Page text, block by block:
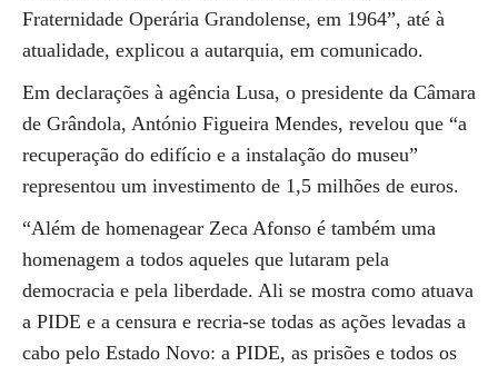
Fraternidade Operária Grandolense, em 1964”, até à
atualidade, explicou a autarquia, em comunicado.
Em declarações à agência Lusa, o presidente da Câmara
de Grândola, António Figueira Mendes, revelou que “a
recuperação do edifício e a instalação do museu”
representou um investimento de 1,5 milhões de euros.
“Além de homenagear Zeca Afonso é também uma
homenagem a todos aqueles que lutaram pela
democracia e pela liberdade. Ali se mostra como atuava
a PIDE e a censura e recria-se todas as ações levadas a
cabo pelo Estado Novo: a PIDE, as prisões e todos os